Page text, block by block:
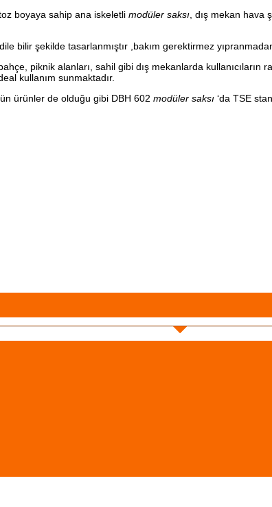
boyaya sahip ana iskeletli modüler saksı , dış mekan hava
bilir şekilde tasarlanmıştır ,bakım gerektirmez
piknik alanları, sahil gibi dış mekanlarda
kullanım sunmaktadır.
ürünler de olduğu gibi DBH 602 modüler saksı ‘da TSE